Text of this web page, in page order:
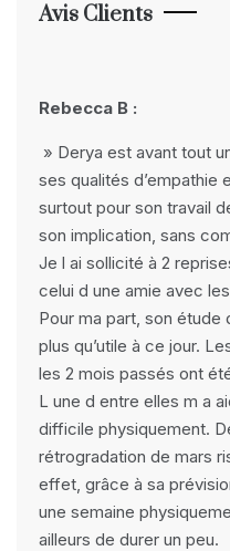
Avis Clients
Rebecca B :
» Derya est avant tout
ses qualités d’empathie
surtout pour son travail
son implication, sans
Je l ai sollicité à 2
celui d une amie avec
Pour ma part, son étude
plus qu’utile à ce jour.
les 2 mois passés ont
L une d entre elles m a
difficile physiquement.
rétrogradation de mars
effet, grâce à sa
une semaine
ailleurs de durer un peu.